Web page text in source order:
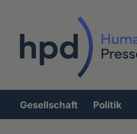
Hauptnavigation
Gesellschaft Politik